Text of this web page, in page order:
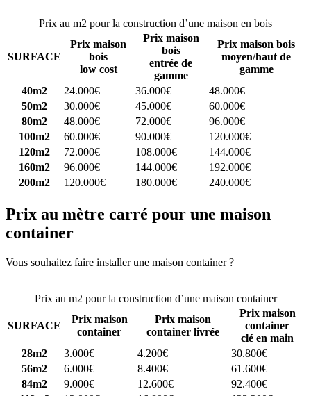
Prix au m2 pour la construction d’une maison en bois
SURFACE
Prix maison
bois
low cost
Prix maison
bois
entrée de
gamme
Prix maison bois
moyen/haut de
gamme
40m2
24.000€ 36.000€
48.000€
50m2
30.000€ 45.000€
60.000€
80m2
48.000€ 72.000€
96.000€
100m2
60.000€ 90.000€
120.000€
120m2
72.000€ 108.000€
144.000€
160m2
96.000€ 144.000€
192.000€
200m2
120.000€ 180.000€ 240.000€
Prix au mètre carré pour une maison
container
Vous souhaitez faire installer une maison container ?
Prix au m2 pour la construction d’une maison container
SURFACE
Prix maison
container
Prix maison
container livrée
Prix maison
container
clé en main
28m2
3.000€ 4.200€
30.800€
56m2
6.000€ 8.400€
61.600€
84m2
9.000€ 12.600€
92.400€